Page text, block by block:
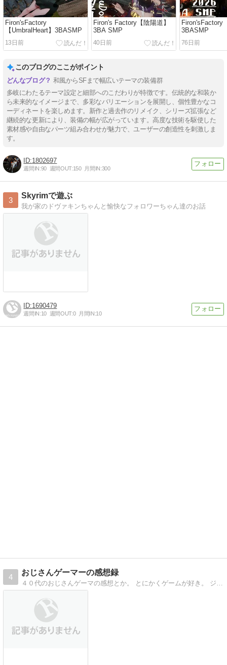
Firon'sFactory
【UmbralHeart】3BASMP
13日前
Firon's Factory【陰陽道】
3BA SMP
40日前
Firon'sFactory
3BASMP
76日前
このブログのここがポイント
和風からSFまで幅広いテーマの装備群
多岐にわたるテーマ設定と細部へのこだわりが特徴です。伝統的な和装か
ら未来的なイメージまで、多彩なバリエーションを展開し、個性豊かなコ
ーディネートを楽しめます。新作と過去作のリメイク、シリーズ拡張など
継続的な更新により、装備の幅が広がっています。高度な技術を駆使した
素材感や自由なパーツ組み合わせが魅力で、ユーザーの創造性を刺激しま
す。
1802697
週間IN:90 週間OUT:150 月間IN:300
3
Skyrimで遊ぶ
我が家のドヴァキンちゃんと愉快なフォロワーちゃん達のお話
1690479
週間IN:10 週間OUT:0 月間IN:10
4
おじさんゲーマーの感想録
４０代のおじさんゲーマの感想とか。 とにかくゲームが好き。 ジャンルは問わない。